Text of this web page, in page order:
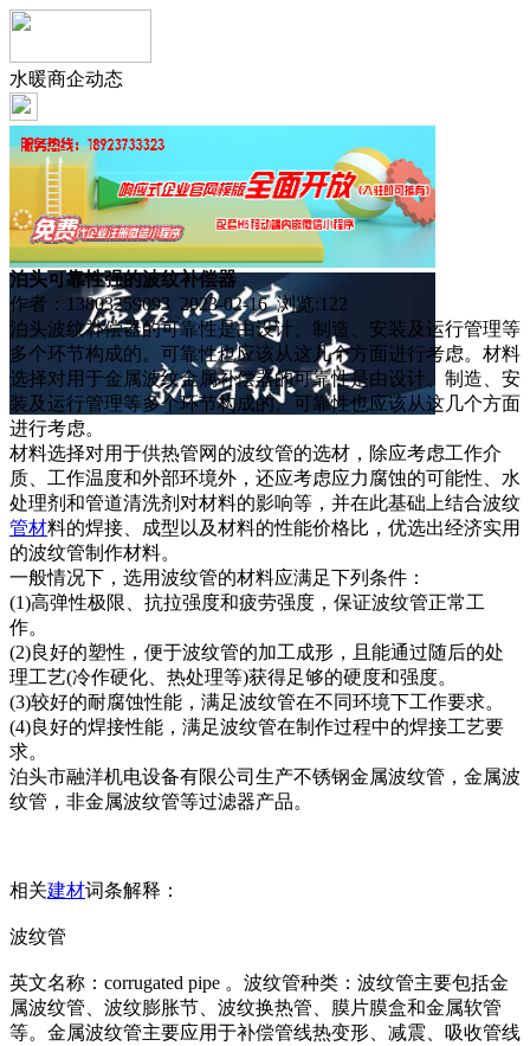
水暖商企动态
泊头可靠性强的波纹补偿器
作者：13803259093 2023-02-16 浏览:122
泊头波纹补偿器的可靠性是由设计、制造、安装及运行管理等
多个环节构成的。可靠性也应该从这几个方面进行考虑。材料
选择对用于金属波纹金属补偿器的可靠性是由设计、制造、安
装及运行管理等多个环节构成的。可靠性也应该从这几个方面
进行考虑。
材料选择对用于供热管网的波纹管的选材，除应考虑工作介
质、工作温度和外部环境外，还应考虑应力腐蚀的可能性、水
处理剂和管道清洗剂对材料的影响等，并在此基础上结合波纹
管材料的焊接、成型以及材料的性能价格比，优选出经济实用
的波纹管制作材料。
一般情况下，选用波纹管的材料应满足下列条件：
(1)高弹性极限、抗拉强度和疲劳强度，保证波纹管正常工
作。
(2)良好的塑性，便于波纹管的加工成形，且能通过随后的处
理工艺(冷作硬化、热处理等)获得足够的硬度和强度。
(3)较好的耐腐蚀性能，满足波纹管在不同环境下工作要求。
(4)良好的焊接性能，满足波纹管在制作过程中的焊接工艺要
求。
泊头市融洋机电设备有限公司生产不锈钢金属波纹管，金属波
纹管，非金属波纹管等过滤器产品。
相关建材词条解释：
波纹管
英文名称：corrugated pipe 。波纹管种类：波纹管主要包括金
属波纹管、波纹膨胀节、波纹换热管、膜片膜盒和金属软管
等。金属波纹管主要应用于补偿管线热变形、减震、吸收管线